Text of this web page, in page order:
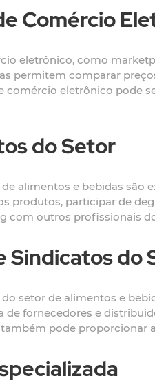
Comércio
eletrônico, como
permitem comparar
comércio eletrônico pode
do Setor
alimentos e bebidas são
produtos, participar de
com outros profissionais
Sindicatos do
setor de alimentos e
fornecedores e
pode proporcionar